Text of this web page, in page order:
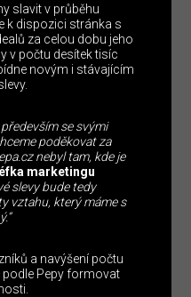
slavit v průběhu
k dispozici stránka s
za celou dobu jeho
v počtu desítek tisíc
novým i stávajícím
se svými
poděkovat za
nebyl tam, kde je
marketingu
slevy bude tedy
vztahu, který máme s
a navýšení počtu
Pepy formovat